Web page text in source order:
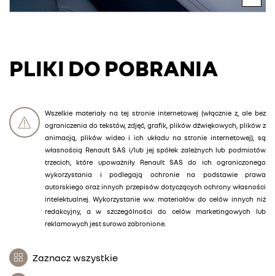
PLIKI DO POBRANIA
Wszelkie materiały na tej stronie internetowej (włącznie z, ale bez
ograniczenia do tekstów, zdjęć, grafik, plików dźwiękowych, plików z
animacją, plików wideo i ich układu na stronie internetowej), są
własnością Renault SAS i/lub jej spółek zależnych lub podmiotów
trzecich, które upoważniły Renault SAS do ich ograniczonego
wykorzystania i podlegają ochronie na podstawie prawa
autorskiego oraz innych przepisów dotyczących ochrony własności
intelektualnej. Wykorzystanie ww. materiałów do celów innych niż
redakcyjny, a w szczególności do celów marketingowych lub
reklamowych jest surowo zabronione.
Zaznacz wszystkie